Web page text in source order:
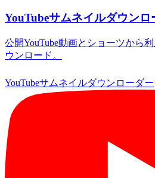
YouTubeサムネイルダウンロ
公開YouTube動画とショーツから
ウンロード。
YouTubeサムネイルダウンローダー